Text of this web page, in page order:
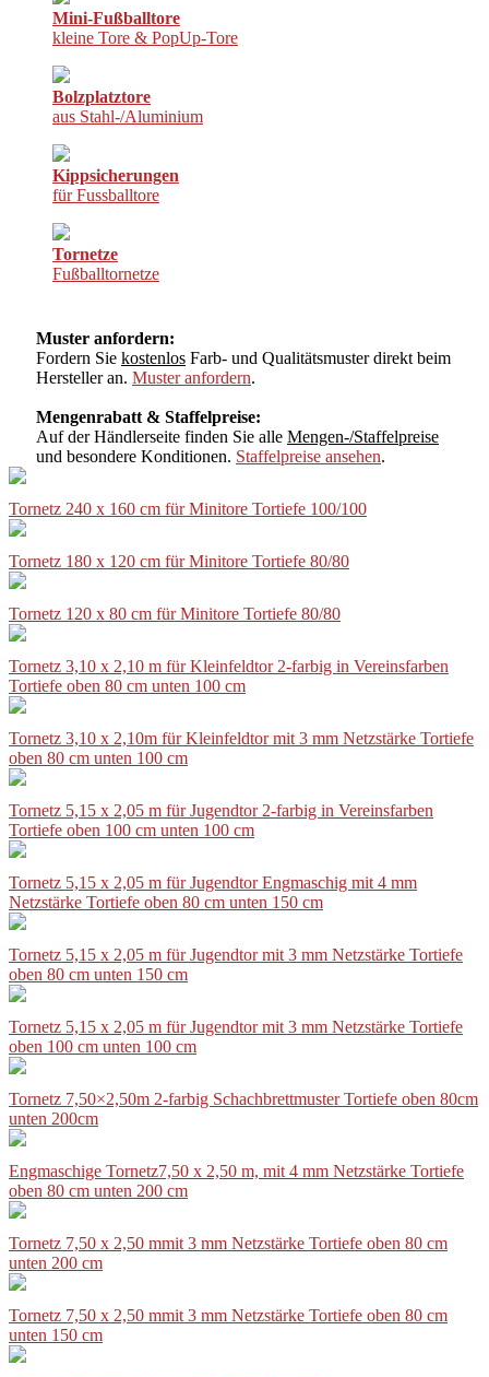
Mini-Fußballtore
kleine Tore & PopUp-Tore
Bolzplatztore
aus Stahl-/Aluminium
Kippsicherungen
für Fussballtore
Tornetze
Fußballtornetze
Muster anfordern:
Fordern Sie kostenlos Farb- und Qualitätsmuster direkt beim
Hersteller an. Muster anfordern.
Mengenrabatt & Staffelpreise:
Auf der Händlerseite finden Sie alle Mengen-/Staffelpreise
und besondere Konditionen. Staffelpreise ansehen.
Tornetz 240 x 160 cm für Minitore Tortiefe 100/100
Tornetz 180 x 120 cm für Minitore Tortiefe 80/80
Tornetz 120 x 80 cm für Minitore Tortiefe 80/80
Tornetz 3,10 x 2,10 m für Kleinfeldtor 2-farbig in Vereinsfarben
Tortiefe oben 80 cm unten 100 cm
Tornetz 3,10 x 2,10m für Kleinfeldtor mit 3 mm Netzstärke Tortiefe
oben 80 cm unten 100 cm
Tornetz 5,15 x 2,05 m für Jugendtor 2-farbig in Vereinsfarben
Tortiefe oben 100 cm unten 100 cm
Tornetz 5,15 x 2,05 m für Jugendtor Engmaschig mit 4 mm
Netzstärke Tortiefe oben 80 cm unten 150 cm
Tornetz 5,15 x 2,05 m für Jugendtor mit 3 mm Netzstärke Tortiefe
oben 80 cm unten 150 cm
Tornetz 5,15 x 2,05 m für Jugendtor mit 3 mm Netzstärke Tortiefe
oben 100 cm unten 100 cm
Tornetz 7,50×2,50m 2-farbig Schachbrettmuster Tortiefe oben 80cm
unten 200cm
Engmaschige Tornetz7,50 x 2,50 m, mit 4 mm Netzstärke Tortiefe
oben 80 cm unten 200 cm
Tornetz 7,50 x 2,50 mmit 3 mm Netzstärke Tortiefe oben 80 cm
unten 200 cm
Tornetz 7,50 x 2,50 mmit 3 mm Netzstärke Tortiefe oben 80 cm
unten 150 cm